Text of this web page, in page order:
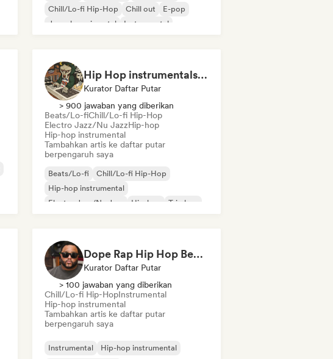
Chill/Lo-fi Hip-Hop
Chill out
E-pop
Jazz eksperimental
Instrumental
Hip Hop instrumentals - Underground boombap & Lo Fi Hip Hop (by Snaap)
Kurator Daftar Putar
> 900 jawaban yang diberikan
Beats/Lo-fiChill/Lo-fi Hip-Hop
Electro Jazz/Nu JazzHip-hop
Hip-hop instrumental
Tambahkan artis ke daftar putar
berpengaruh saya
Beats/Lo-fi
Chill/Lo-fi Hip-Hop
Hip-hop instrumental
Electro Jazz/Nu Jazz
Hip-hop Trip hop
Dope Rap Hip Hop Beats by 4kvbeats
Kurator Daftar Putar
> 100 jawaban yang diberikan
Chill/Lo-fi Hip-HopInstrumental
Hip-hop instrumental
Tambahkan artis ke daftar putar
berpengaruh saya
Instrumental Hip-hop instrumental